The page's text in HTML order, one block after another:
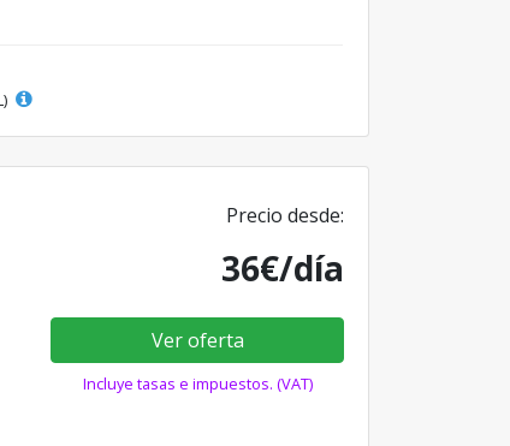
Precio desde:
36€/día
Ver oferta
Incluye tasas e impuestos. (VAT)